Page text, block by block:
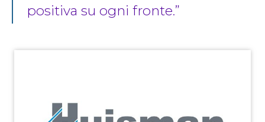
positiva su ogni fronte.”